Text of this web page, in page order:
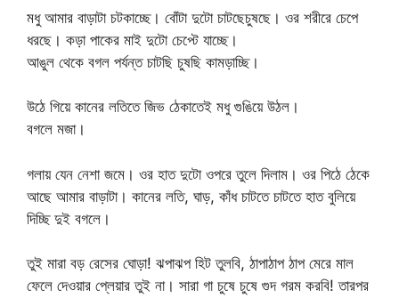
মধু আমার বাড়াটা চটকাচ্ছে। বোঁটা দুটো চাটছেচুষছে। ওর শরীরে চেপে
ধরছে। কড়া পাকের মাই দুটো চেপ্টে যাচ্ছে।
আঙুল থেকে বগল পর্যন্ত চাটছি চুষছি কামড়াচ্ছি।
উঠে গিয়ে কানের লতিতে জিভ ঠেকাতেই মধু গুঙিয়ে উঠল।
বগলে মজা।
গলায় যেন নেশা জমে। ওর হাত দুটো ওপরে তুলে দিলাম। ওর পিঠে ঠেকে
আছে আমার বাড়াটা। কানের লতি, ঘাড়, কাঁধ চাটতে চাটতে হাত বুলিয়ে
দিচ্ছি দুই বগলে।
তুই মারা বড় রেসের ঘোড়া! ঝপাঝপ হিট তুলবি, ঠাপাঠাপ ঠাপ মেরে মাল
ফেলে দেওয়ার প্লেয়ার তুই না। সারা গা চুষে চুষে গুদ গরম করবি! তারপর